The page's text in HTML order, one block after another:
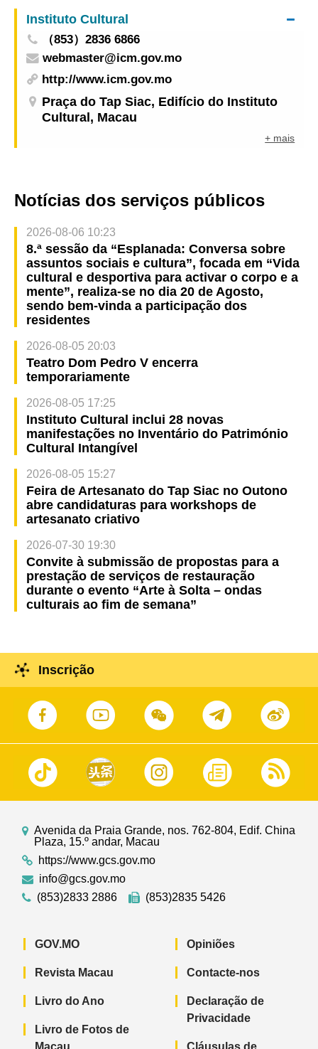
chefe de divisão
Instituto Cultural
（853）2836 6866
webmaster@icm.gov.mo
http://www.icm.gov.mo
Praça do Tap Siac, Edifício do Instituto
Cultural, Macau
+ mais
Notícias dos serviços públicos
2026-08-06 10:23
8.ª sessão da “Esplanada: Conversa sobre
assuntos sociais e cultura”, focada em “Vida
cultural e desportiva para activar o corpo e a
mente”, realiza-se no dia 20 de Agosto,
sendo bem-vinda a participação dos
residentes
2026-08-05 20:03
Teatro Dom Pedro V encerra
temporariamente
2026-08-05 17:25
Instituto Cultural inclui 28 novas
manifestações no Inventário do Património
Cultural Intangível
2026-08-05 15:27
Feira de Artesanato do Tap Siac no Outono
abre candidaturas para workshops de
artesanato criativo
2026-07-30 19:30
Convite à submissão de propostas para a
prestação de serviços de restauração
durante o evento “Arte à Solta – ondas
culturais ao fim de semana”
Inscrição
Avenida da Praia Grande, nos. 762-804, Edif. China
Plaza, 15.º andar, Macau
https://www.gcs.gov.mo
info@gcs.gov.mo
(853)2833 2886
(853)2835 5426
GOV.MO
Revista Macau
Livro do Ano
Livro de Fotos de
Opiniões
Contacte-nos
Declaração de
Privacidade